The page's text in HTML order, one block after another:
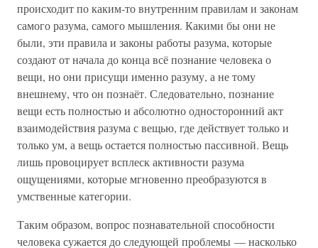
происходит по каким-то внутренним правилам и законам
самого разума, самого мышления. Какими бы они не
были, эти правила и законы работы разума, которые
создают от начала до конца всё познание человека о
вещи, но они присущи именно разуму, а не тому
внешнему, что он познаёт. Следовательно, познание
вещи есть полностью и абсолютно односторонний акт
взаимодействия разума с вещью, где действует только и
только ум, а вещь остается полностью пассивной. Вещь
лишь провоцирует всплеск активности разума
ощущениями, которые мгновенно преобразуются в
умственные категории.
Таким образом, вопрос познавательной способности
человека сужается до следующей проблемы — насколько